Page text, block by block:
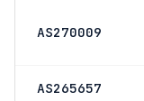
AS270009
AS265657